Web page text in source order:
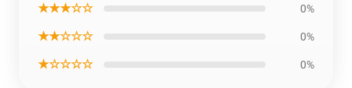
★★★☆☆ 0%
★★☆☆☆ 0%
★☆☆☆☆ 0%